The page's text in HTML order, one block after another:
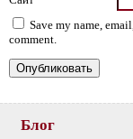
Save my name,
comment.
Блог